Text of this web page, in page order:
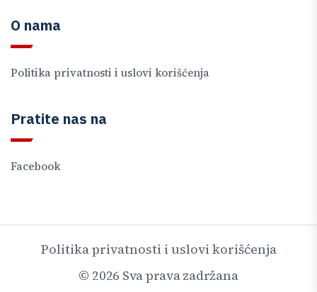
O nama
Politika privatnosti i uslovi korišćenja
Pratite nas na
Facebook
Politika privatnosti i uslovi korišćenja
© 2026 Sva prava zadržana